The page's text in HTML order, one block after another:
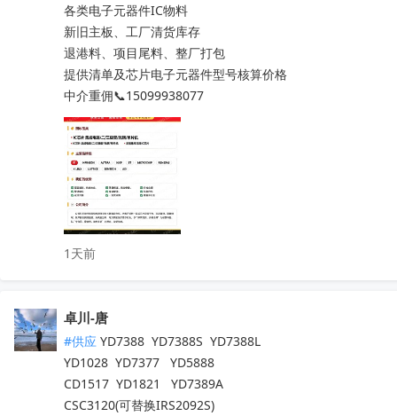
ADS131A04IPBSR
DAC8562SDGSR
ADS131E08IPAGR
ESP32-WROVER-E-N16R8
AM3352BZCZD80
LM2903DR
REF3030AIDBZR
SN65HVD230QDR
ISO1541DR
ADS131E08IPAGR
LM5007MMX/NOPB
OPA2387DGKR
LM76003RNPR
LM76005RNPR
LM7321MFX/NOPB
LM73100RPWR
LM74502DDFR
各类电子元器件IC物料
新旧主板、工厂清货库存
退港料、项目尾料、整厂打包
提供清单及芯片电子元器件型号核算价格
中介重佣📞15099938077
1天前
卓川-唐
#供应 YD7388  YD7388S  YD7388L
YD1028  YD7377   YD5888
CD1517  YD1821   YD7389A
CSC3120(可替换IRS2092S)